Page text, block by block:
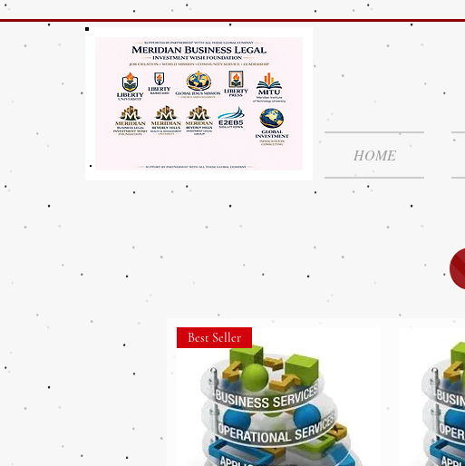
HOME
Best Seller